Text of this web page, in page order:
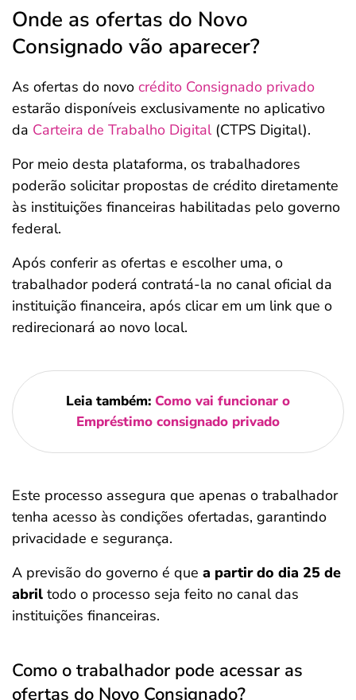
Onde as ofertas do Novo
Consignado vão aparecer?
As ofertas do novo crédito Consignado privado
estarão disponíveis exclusivamente no aplicativo
da Carteira de Trabalho Digital(CTPS Digital).
Por meio desta plataforma, os trabalhadores
poderão solicitar propostas de crédito diretamente
às instituições financeiras habilitadas pelo governo
federal.
Após conferir as ofertas e escolher uma, o
trabalhador poderá contratá-la no canal oficial da
instituição financeira, após clicar em um link que o
redirecionará ao novo local.
Leia também: Como vai funcionar o
Empréstimo consignado privado
Este processo assegura que apenas o trabalhador
tenha acesso às condições ofertadas, garantindo
privacidade e segurança.
A previsão do governo é que a partir do dia 25 de
abril todo o processo seja feito no canal das
instituições financeiras.
Como o trabalhador pode acessar as
ofertas do Novo Consignado?